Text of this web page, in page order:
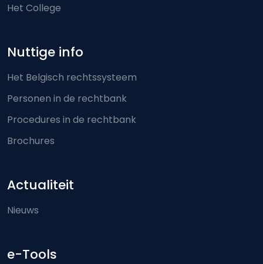
Het College
Nuttige info
Het Belgisch rechtssysteem
Personen in de rechtbank
Procedures in de rechtbank
Brochures
Actualiteit
Nieuws
e-Tools